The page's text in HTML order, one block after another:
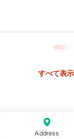
すべて表示
Address